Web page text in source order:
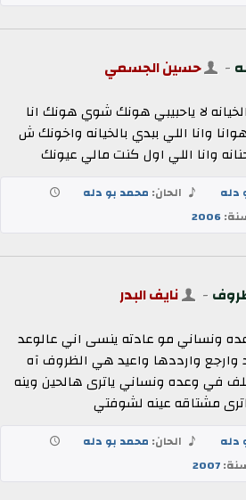
- حسين الجسمي
لا ياحبيبي هونك شوي هونك انا
وانا اللي ببدي بالخيانه واخونك ش
وانا اللي اول كنت مالي عيونك
دله الحان: محمد بو دله
2006
- نايف البدر
ونساني مو عادته ينسى اني عالوعد
وارجع وارددها واعيد هي الظروف آه
في وعده ونساني ياترى هالحين وينه
مشتاقه عينه لشوفتي
دله الحان: محمد بو دله
2007